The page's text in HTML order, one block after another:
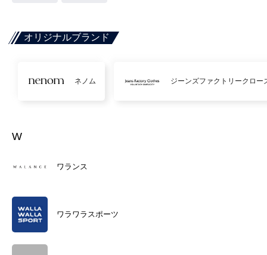
オリジナルブランド
ネノム ジーンズファクトリークロー
W
ワランス
ワラワラスポーツ